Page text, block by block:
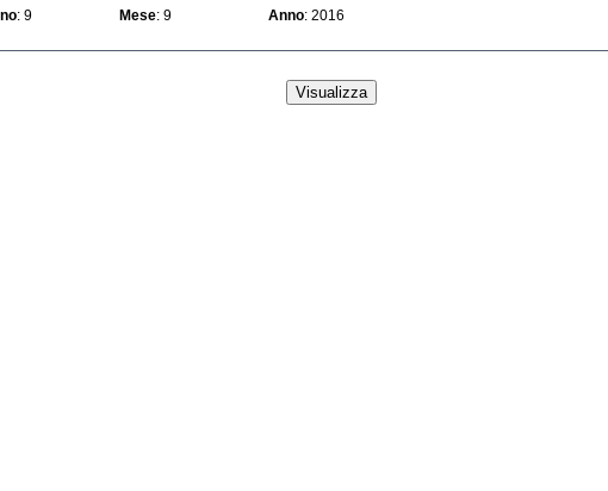
: 9 Mese : 9 Anno : 2016